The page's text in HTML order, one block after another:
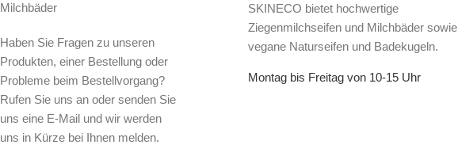
Milchbäder
Haben Sie Fragen zu unseren
Produkten, einer Bestellung oder
Probleme beim Bestellvorgang?
Rufen Sie uns an oder senden Sie
uns eine E-Mail und wir werden
uns in Kürze bei Ihnen melden.
SKINECO bietet hochwertige
Ziegenmilchseifen und Milchbäder sowie
vegane Naturseifen und Badekugeln.
Montag bis Freitag von 10-15 Uhr